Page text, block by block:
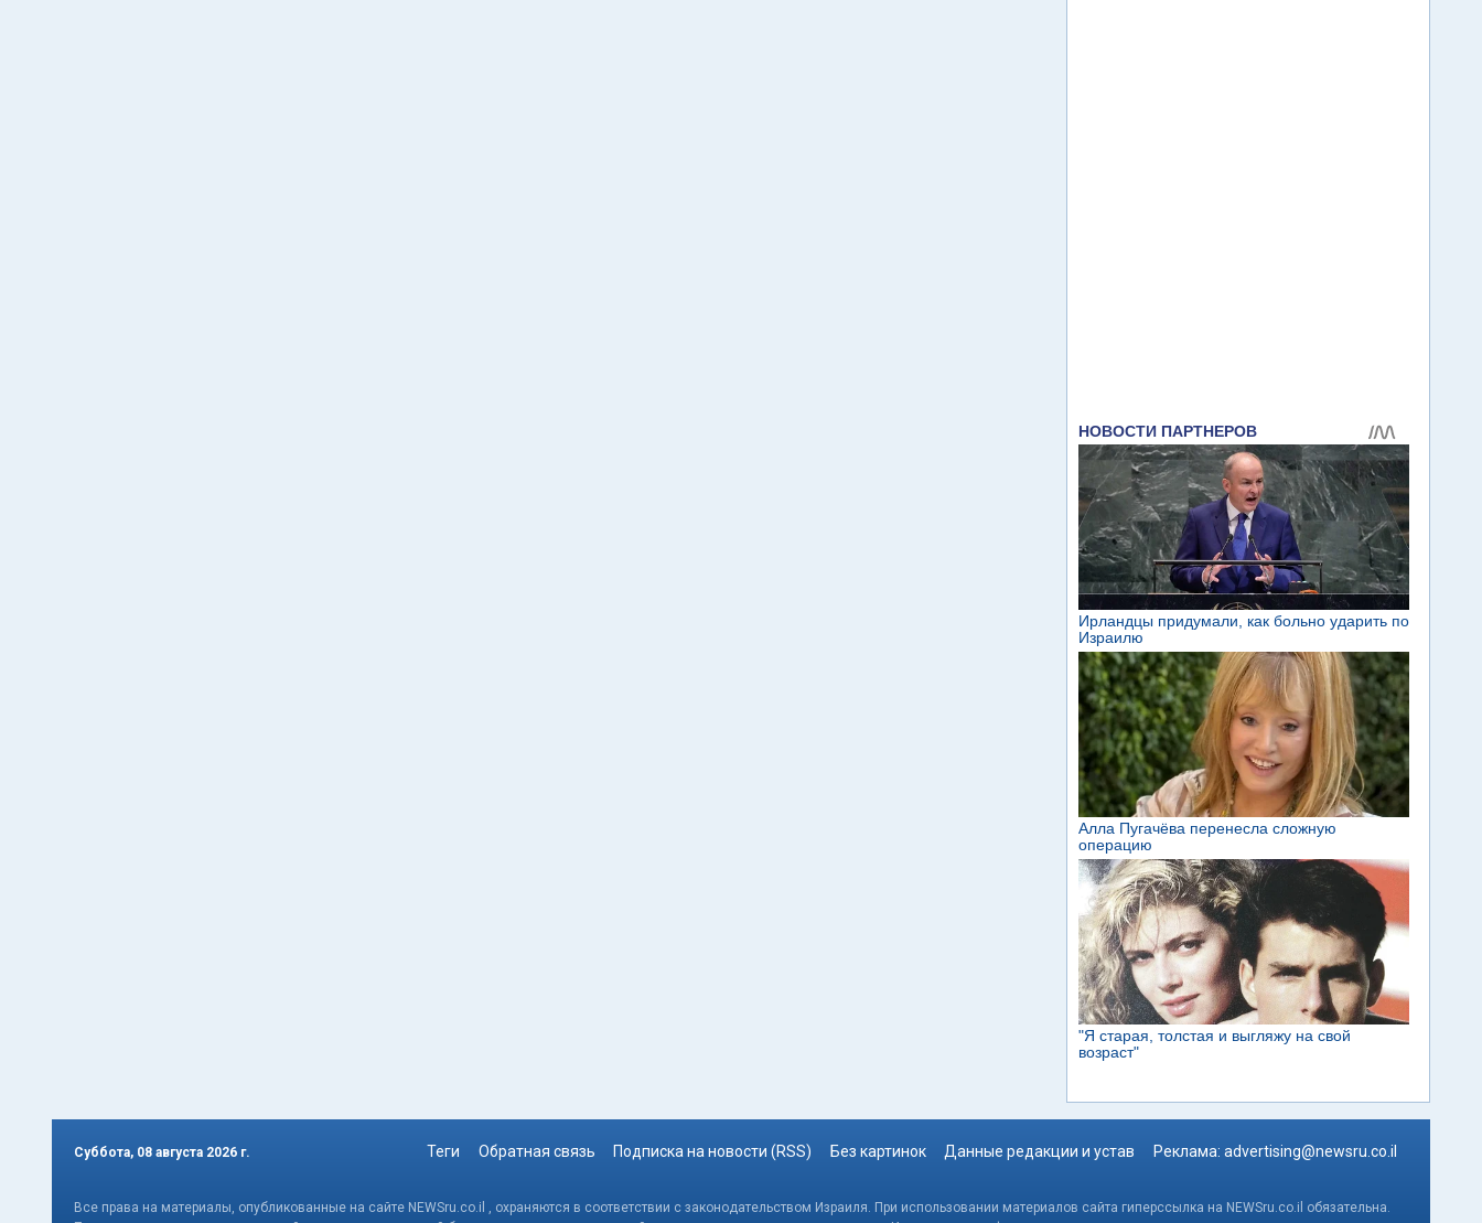
Суббота, 08 августа 2026 г. Теги Обратная связь Подписка на новости (RSS) Без картинок Данные редакции и устав Реклама: advertising@newsru.co.il
Все права на материалы, опубликованные на сайте NEWSru.co.il , охраняются в соответствии с законодательством Израиля. При использовании материалов сайта гиперссылка на NEWSru.co.il обязательна.